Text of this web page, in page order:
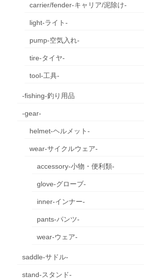
carrier/fender-キャリア/泥除け-
light-ライト-
pump-空気入れ-
tire-タイヤ-
tool-工具-
-fishing-釣り用品
-gear-
helmet-ヘルメット-
wear-サイクルウェア-
accessory-小物・便利類-
glove-グローブ-
inner-インナー-
pants-パンツ-
wear-ウェア-
saddle-サドル-
stand-スタンド-